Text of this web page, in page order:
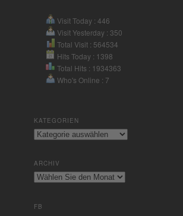
Nutzung des
Service zu, um
dieses Video
anzusehen.
Akzeptieren
Management
Visit Today : 446
Visit Yesterday : 350
Total Visit : 564534
Hits Today : 1398
Total Hits : 1934363
Who's Online : 7
KATEGORIEN
Kategorien
ARCHIV
Archiv
FB